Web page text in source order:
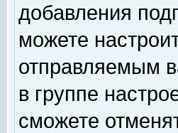
добавления
можете
отправляемым
в группе
сможете